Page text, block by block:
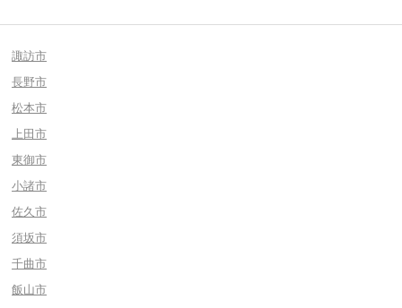
諏訪市
長野市
松本市
上田市
東御市
小諸市
佐久市
須坂市
千曲市
飯山市